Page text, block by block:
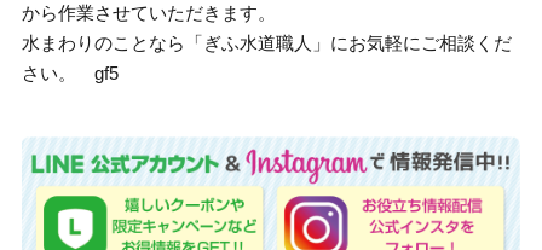
から作業させていただきます。
水まわりのことなら「ぎふ水道職人」にお気軽にご相談くだ
さい。 gf5